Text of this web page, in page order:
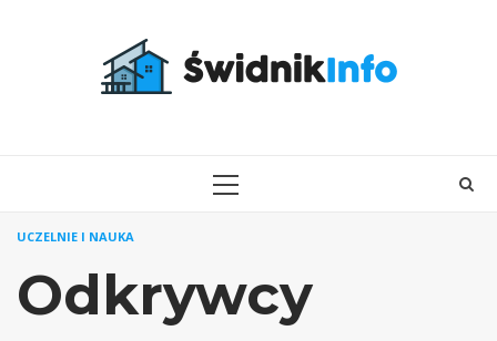
PRIMARY
UCZELNIE I NAUKA
Odkrywcy